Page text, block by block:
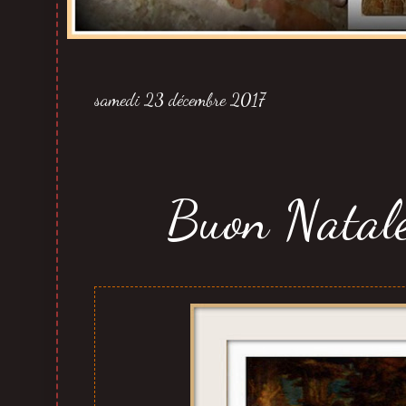
samedi 23 décembre 2017
Buon